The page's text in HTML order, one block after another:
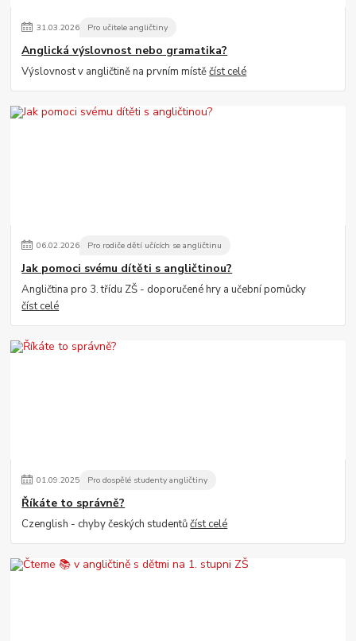
31.03.2026 Pro učitele angličtiny
Anglická výslovnost nebo gramatika?
Výslovnost v angličtině na prvním místěčíst celé
06.02.2026 Pro rodiče dětí učících se angličtinu
Jak pomoci svému dítěti s angličtinou?
Angličtina pro 3. třídu ZŠ - doporučené hry a učební pomůcky
číst celé
01.09.2025 Pro dospělé studenty angličtiny
Říkáte to správně?
Czenglish - chyby českých studentůčíst celé